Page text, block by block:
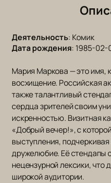
Деятельность: Комик
Дата рождения: 1985-02-
Мария Маркова — это имя,
восхищение. Российская
также талантливый
сердца зрителей своим
искренностью. Визитная
«Добрый вечер!», с
выступления,
дружелюбие. Её стендапы
нецензурной лексики, что
широкой аудитории.